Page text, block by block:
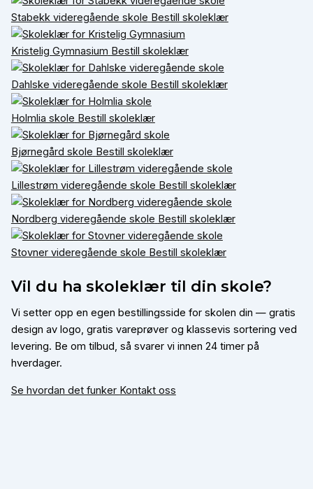
Stabekk videregående skole Bestill skoleklær
Kristelig Gymnasium Bestill skoleklær
Dahlske videregående skole Bestill skoleklær
Holmlia skole Bestill skoleklær
Bjørnegård skole Bestill skoleklær
Lillestrøm videregående skole Bestill skoleklær
Nordberg videregående skole Bestill skoleklær
Stovner videregående skole Bestill skoleklær
Vil du ha skoleklær til din skole?
Vi setter opp en egen bestillingsside for skolen din — gratis
design av logo, gratis vareprøver og klassevis sortering ved
levering. Be om tilbud, så svarer vi innen 24 timer på
hverdager.
Se hvordan det funker Kontakt oss